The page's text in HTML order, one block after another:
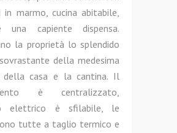
in marmo, cucina abitabile,
una capiente dispensa.
la proprietà lo splendido
della medesima
della casa e la cantina. Il
è centralizzato,
elettrico è sfilabile, le
tutte a taglio termico e